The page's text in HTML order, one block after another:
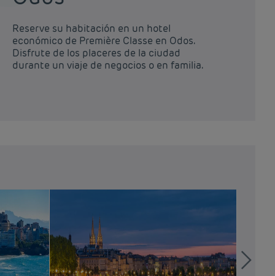
Reserve su habitación en un hotel
económico de Première Classe en Odos.
Disfrute de los placeres de la ciudad
durante un viaje de negocios o en familia.